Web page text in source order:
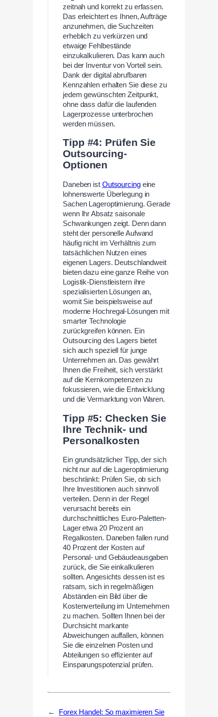
zeitnah und korrekt zu erfassen.
Das erleichtert es Ihnen, Aufträge
anzunehmen, die Suchzeiten
erheblich zu verkürzen und
etwaige Fehlbestände
einzukalkulieren. Das kann auch
bei der Inventur von Vorteil sein.
Dank der digital abrufbaren
Kennzahlen erhalten Sie diese zu
jedem gewünschten Zeitpunkt,
ohne dass dafür die laufenden
Lagerprozesse unterbrochen
werden müssen.
Tipp #4: Prüfen Sie
Outsourcing-
Optionen
Daneben ist Outsourcingeine
lohnenswerte Überlegung in
Sachen Lageroptimierung. Gerade
wenn Ihr Absatz saisonale
Schwankungen zeigt. Denn dann
steht der personelle Aufwand
häufig nicht im Verhältnis zum
tatsächlichen Nutzen eines
eigenen Lagers. Deutschlandweit
bieten dazu eine ganze Reihe von
Logistik-Dienstleistern ihre
spezialisierten Lösungen an,
womit Sie beispielsweise auf
moderne Hochregal-Lösungen mit
smarter Technologie
zurückgreifen können. Ein
Outsourcing des Lagers bietet
sich auch speziell für junge
Unternehmen an. Das gewährt
Ihnen die Freiheit, sich verstärkt
auf die Kernkompetenzen zu
fokussieren, wie die Entwicklung
und die Vermarktung von Waren.
Tipp #5: Checken Sie
Ihre Technik- und
Personalkosten
Ein grundsätzlicher Tipp, der sich
nicht nur auf die Lageroptimierung
beschränkt: Prüfen Sie, ob sich
Ihre Investitionen auch sinnvoll
verteilen. Denn in der Regel
verursacht bereits ein
durchschnittliches Euro-Paletten-
Lager etwa 20 Prozent an
Regalkosten. Daneben fallen rund
40 Prozent der Kosten auf
Personal- und Gebäudeausgaben
zurück, die Sie einkalkulieren
sollten. Angesichts dessen ist es
ratsam, sich in regelmäßigen
Abständen ein Bild über die
Kostenverteilung im Unternehmen
zu machen. Sollten Ihnen bei der
Durchsicht markante
Abweichungen auffallen, können
Sie die einzelnen Posten und
Abteilungen so effizienter auf
Einsparungspotenzial prüfen.
←
Forex Handel: So maximieren Sie